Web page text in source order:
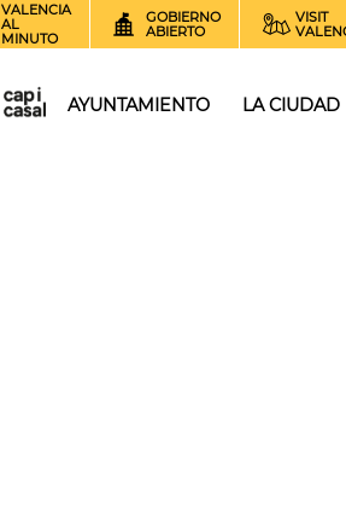
VALENCIA
AL
MINUTO
GOBIERNO
ABIERTO
VISIT
AYUNTAMIENTO LA CIUDAD